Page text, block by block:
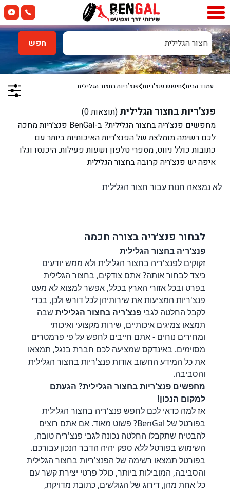
חצור הגלילית חפש
עמוד הבית חיפוש פנצ'ריות פנצ’ריות בחצור הגלילית
פנצ’ריות בחצור הגלילית (תוצאות0
)
מחפשים פנצ’ריה בחצור הגלילית
? ב-BenGal פנצ׳ריות מחכה
לכם רשימה מומלצת של הפנצ’ריות האיכותיות ביותר עם
כתובות כולל ניווט, מספרי טלפון ושעות פעילות. היכנסו וגלו
איפה יש פנצ'ריה קרובה בחצור הגלילית
לא נמצאה חנות עבור חצור הגלילית
לבחור פנצ׳ריה בצורה חכמה
פנצ'ריה בחצור הגלילית
זקוקים לפנצ'ריה בחצור הגלילית ולא ממש יודעים
כיצד לבחור אותה? אתם צודקים, בחצור הגלילית
בפרט ובכל אזורי הארץ בכלל, אפשר למצוא לא מעט
פנצ'ריות המציעות את שירותיהן לכל דורש ולכן, בכדי
לקבל החלטה לגביפנצ'ריה בחצור הגלילית שבה
תמצאו צמיגים איכותיים, שירות מקצועי ואיכותי
ומחירים נוחים - אתם חייבים לחפש על פי פרמטרים
מסוימים. באינדקס שמציעה לכם חברת בנגל, תמצאו
את כל המידע החשוב אודות פנצ'ריות בחצור הגלילית
והסביבה.
מחפשים פנצ'ריות בחצור הגלילית? הגעתם
למקום הנכון!
אז למה כדאי לכם לחפש פנצ'ריה בחצור הגלילית
בפורטל של BenGal? פשוט מאוד. אם אתם רוצים
להבטיח שתקבלו החלטה נכונה לגבי פנצ'ריה טובה,
השימוש בפורטל ללא ספק יהיה הדבר הנכון עבורכם.
בפורטל תמצאו רשימה של הפנצ'ריות בחצור הגלילית
והסביבה, המובילות ביותר, כולל פרטי יצירת קשר עם
כל אחת מהן, דירוג של הגולשים, כתובת מדויקת,